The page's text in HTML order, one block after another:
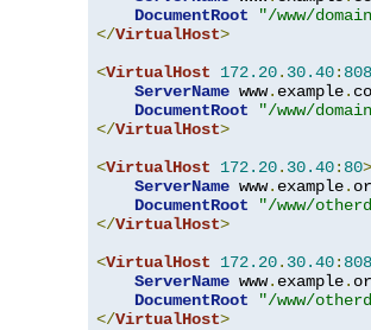
DocumentRoot
"/www/
</VirtualHost>
<VirtualHost 172.20. 30.40:
ServerName www. example.
DocumentRoot
"/www/
</VirtualHost>
<VirtualHost 172.20. 30.40: 80>
ServerName www. example.
DocumentRoot
"/www/
</VirtualHost>
<VirtualHost 172.20. 30.40:
ServerName www. example.
DocumentRoot
"/www/
</VirtualHost>